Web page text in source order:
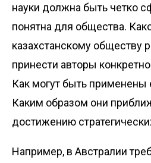
науки должна быть четко
понятна для общества.
казахстанскому обществу
принести авторы
Как могут быть применены
Каким образом они
достижению
Например, в Австралии